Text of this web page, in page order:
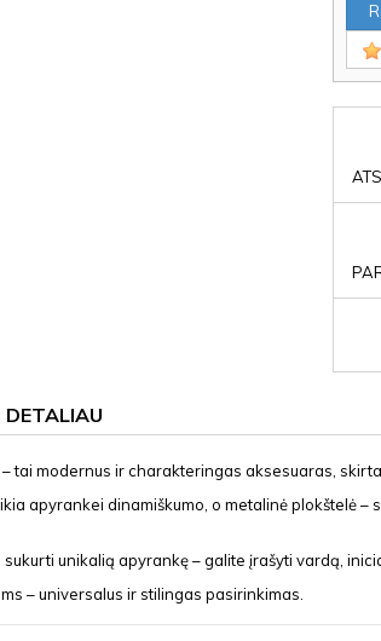
DETALIAU
tai modernus ir charakteringas aksesuaras,
apyrankei dinamiškumo, o metalinė plokštelė –
unikalią apyrankę – galite įrašyti vardą,
– universalus ir stilingas pasirinkimas.